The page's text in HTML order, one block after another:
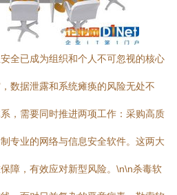
全已成为组织和个人不可忽视的核心
数据泄露和系统瘫痪的风险无处不
，需要同时推进两项工作：采购高质
专业的网络与信息安全软件。这两大
障，有效应对新型风险。\n\n杀毒软